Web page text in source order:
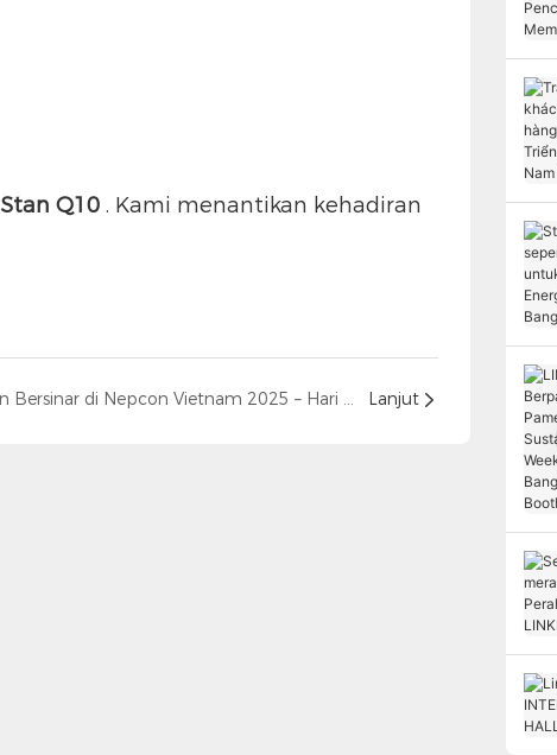
Stan Q10. Kami menantikan kehadiran
Linkeycon Bersinar di Nepcon Vietnam 2025 – Hari Pertama yang Semarak Lanjut